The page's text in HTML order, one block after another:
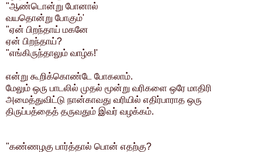
"ஆண்டொன்று போனால்
வயதொன்று போகும்'
"ஏன் பிறந்தாய் மகனே
ஏன் பிறந்தாய்?
"எங்கிருந்தாலும் வாழ்க!'
என்று கூறிக்கொண்டே போகலாம்.
மேலும் ஒரு பாடலில் முதல் மூன்று வரிகளை ஒரே மாதிரி
அமைத்துவிட்டு நான்காவது வரியில் எதிர்பாராத ஒரு
திருப்பத்தைத் தருவதும் இவர் வழக்கம்.
"கண்ணழகு பார்த்தால் பொன் எதற்கு?